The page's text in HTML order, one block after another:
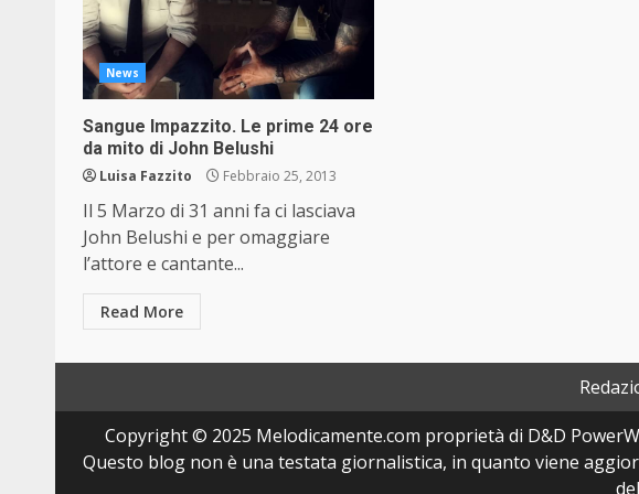
News
Sangue Impazzito. Le prime 24 ore
da mito di John Belushi
Luisa Fazzito Febbraio 25, 2013
Il 5 Marzo di 31 anni fa ci lasciava
John Belushi e per omaggiare
l’attore e cantante...
Read More
Copyright © 2025 Melodicamente.com proprietà di D&D
Questo blog non è una testata giornalistica, in quanto viene